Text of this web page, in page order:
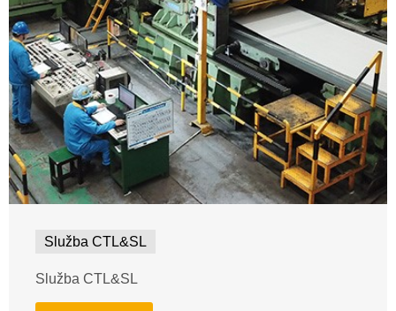
Služba CTL&SL
Služba CTL&SL